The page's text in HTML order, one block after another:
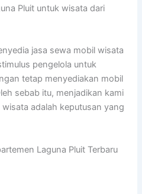
Pluit untuk wisata dari
jasa sewa mobil wisata
pengelola untuk
tetap menyediakan mobil
sebab itu, menjadikan kami
adalah keputusan yang
Laguna Pluit Terbaru